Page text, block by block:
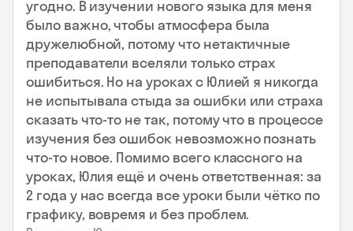
угодно. В изучении нового языка для меня
было важно, чтобы атмосфера была
дружелюбной, потому что нетактичные
преподаватели вселяли только страх
ошибиться. Но на уроках с Юлией я никогда
не испытывала стыда за ошибки или страха
сказать что-то не так, потому что в процессе
изучения без ошибок невозможно познать
что-то новое. Помимо всего классного на
уроках, Юлия ещё и очень ответственная: за
2 года у нас всегда все уроки были чётко по
графику, вовремя и без проблем.